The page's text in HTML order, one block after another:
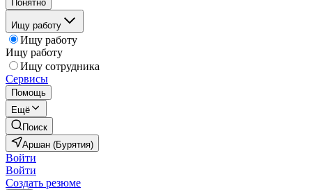
Понятно
Ищу работу
Ищу работу
Ищу работу
Ищу сотрудника
Сервисы
Помощь
Ещё
Поиск
Аршан (Бурятия)
Войти
Войти
Создать резюме